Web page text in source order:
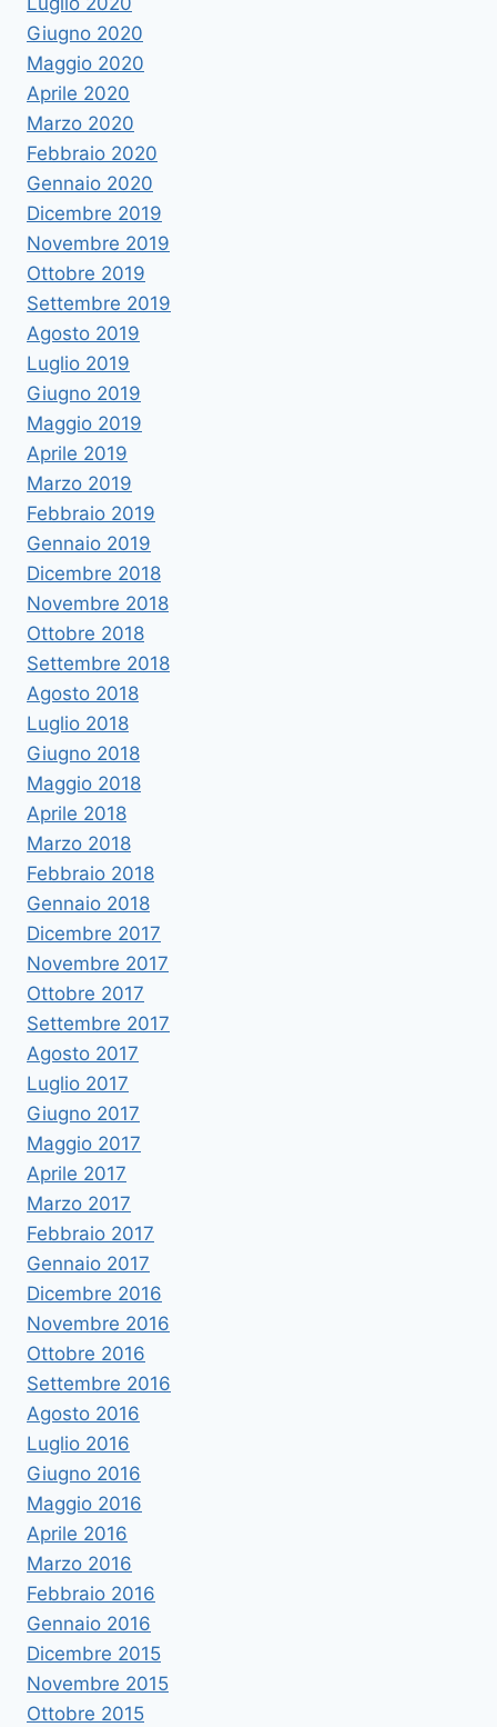
Giugno 2020
Maggio 2020
Aprile 2020
Marzo 2020
Febbraio 2020
Gennaio 2020
Dicembre 2019
Novembre 2019
Ottobre 2019
Settembre 2019
Agosto 2019
Luglio 2019
Giugno 2019
Maggio 2019
Aprile 2019
Marzo 2019
Febbraio 2019
Gennaio 2019
Dicembre 2018
Novembre 2018
Ottobre 2018
Settembre 2018
Agosto 2018
Luglio 2018
Giugno 2018
Maggio 2018
Aprile 2018
Marzo 2018
Febbraio 2018
Gennaio 2018
Dicembre 2017
Novembre 2017
Ottobre 2017
Settembre 2017
Agosto 2017
Luglio 2017
Giugno 2017
Maggio 2017
Aprile 2017
Marzo 2017
Febbraio 2017
Gennaio 2017
Dicembre 2016
Novembre 2016
Ottobre 2016
Settembre 2016
Agosto 2016
Luglio 2016
Giugno 2016
Maggio 2016
Aprile 2016
Marzo 2016
Febbraio 2016
Gennaio 2016
Dicembre 2015
Novembre 2015
Ottobre 2015